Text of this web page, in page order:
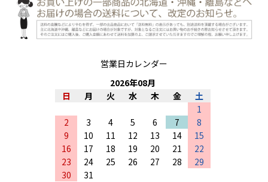
営業日カレンダー
2026年08月
日
月 火 水 木 金
土
1
2
3 4 5 6 7
8
9
10 11 12 13 14
15
16
17 18 19 20 21
22
23
24 25 26 27 28
29
30
31